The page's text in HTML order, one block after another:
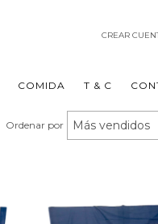
CREAR
COMIDA T & C
Ordenar por